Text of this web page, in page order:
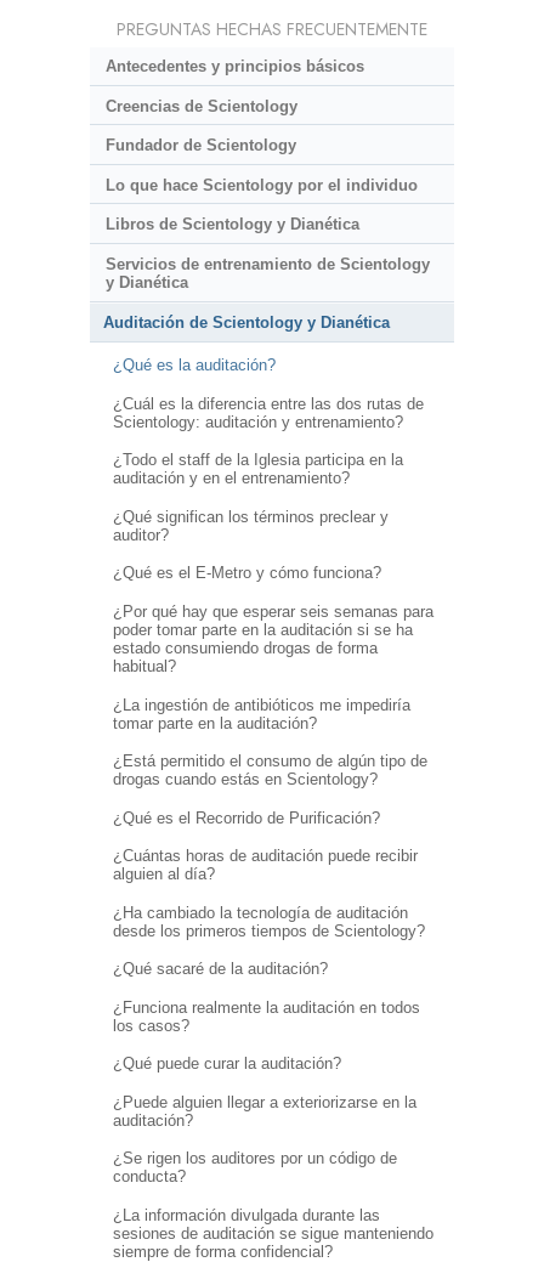
PREGUNTAS HECHAS FRECUENTEMENTE
Antecedentes y principios básicos
Creencias de Scientology
Fundador de Scientology
Lo que hace Scientology por el individuo
Libros de Scientology y Dianética
Servicios de entrenamiento de Scientology
y Dianética
Auditación de Scientology y Dianética
¿Qué es la auditación?
¿Cuál es la diferencia entre las dos rutas de
Scientology: auditación y entrenamiento?
¿Todo el staff de la Iglesia participa en la
auditación y en el entrenamiento?
¿Qué significan los términos preclear y
auditor?
¿Qué es el E-Metro y cómo funciona?
¿Por qué hay que esperar seis semanas para
poder tomar parte en la auditación si se ha
estado consumiendo drogas de forma
habitual?
¿La ingestión de antibióticos me impediría
tomar parte en la auditación?
¿Está permitido el consumo de algún tipo de
drogas cuando estás en Scientology?
¿Qué es el Recorrido de Purificación?
¿Cuántas horas de auditación puede recibir
alguien al día?
¿Ha cambiado la tecnología de auditación
desde los primeros tiempos de Scientology?
¿Qué sacaré de la auditación?
¿Funciona realmente la auditación en todos
los casos?
¿Qué puede curar la auditación?
¿Puede alguien llegar a exteriorizarse en la
auditación?
¿Se rigen los auditores por un código de
conducta?
¿La información divulgada durante las
sesiones de auditación se sigue manteniendo
siempre de forma confidencial?